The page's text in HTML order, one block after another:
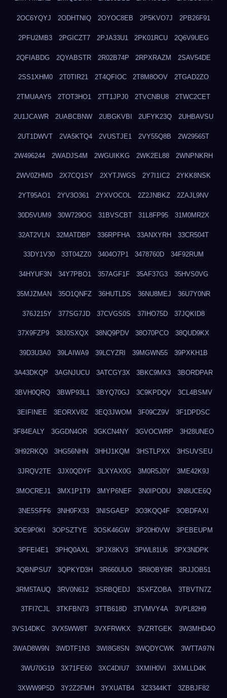
2OC6YQYJ 2ODHTNIQ 2OYOC8EB 2P5KVO7J 2PB26F91
2PFU2MB3 2PGICZT7 2PJA33U1 2PK01RCU 2Q6V9UEG
2QFIABDG 2QYABSTR 2R02B74P 2RPXRAZM 2SAV54DE
2SS1XHM0 2T0TIR21 2T4QFIOC 2T8M8OOV 2TGAD2ZO
2TMUAAY5 2TOT3HO1 2TT1JPJ0 2TVCNBU8 2TWC2CET
2U1JCAWR 2UABCBNW 2UBGKVBI 2UFYK23Q 2UHBAVSU
2UT1DWVT 2VA5KTQ4 2VUSTJE1 2VY55Q8B 2W29565T
2W496244 2WADJS4M 2WGUIKKG 2WK2EL88 2WNPNKRH
2WV0ZHMD 2X7CQ1SY 2XYTJWGS 2Y7I1IC2 2YKK8NSK
2YT95AO1 2YV3O361 2YXVOCOL 2Z2JNBKZ 2ZAJL9NV
30D5VUM9 30W729OG 31BVSCBT 31L8FP95 31M0MR2X
32AT2VLN 32MATDBP 336RPFHA 33ANXYRH 33CR504T
33DY1V30 33T04ZZ0 3404O7P1 3478760D 34F92RUM
34HYUF3N 34Y7PBO1 357AGF1F 35AF37G3 35HVS0VG
35MJZMAN 35O1QNFZ 36HUTLDS 36NU8MEJ 36U7Y0NR
376J215Y 377SG7JD 37CVGS0S 37IHO75D 37JQKID8
37X9FZP9 38J0SXQX 38NQ9PDV 38O70PCO 38QUD9KX
39D3U3A0 39LAIWA9 39LCYZRI 39MGWN55 39PXKH1B
3A43DKQP 3AGNJUCU 3ATCGY3X 3BKC9MX3 3BORDPAR
3BVH0QRQ 3BWP93L1 3BYQ70GJ 3C9KPDQV 3CL4BSMV
3EIFINEE 3EORXV8Z 3EQ3JWOM 3F09CZ9V 3F1DPDSC
3F84EALY 3GGDN4OR 3GKCN4NY 3GVOCWRP 3H28UNEO
3H92RKQ0 3HG56NHN 3HHJ1KQM 3HSTLPXX 3HSUVSEU
3JRQV2TE 3JX0QDYF 3LXYAX0G 3M0R5J0Y 3ME42K9J
3MOCREJ1 3MX1P1T9 3MYP6NEF 3N0IPODU 3N8UCE6Q
3NE5SFF6 3NH0FX33 3NISGAEP 3O3KQQ4F 3OBDFAXI
3OE9P0KI 3OPSZTYE 3OSK46GW 3P20H0VW 3PEBEUPM
3PFEI4E1 3PHQ0AXL 3PJX8KV3 3PWL81U6 3PX3NDPK
3QBNPSU7 3QPKYD3H 3R660UUO 3R8OBY8R 3RJJOB51
3RM5TAUQ 3RV0N612 3SRBQEDJ 3SXFZOBA 3TBVTN7Z
3TFI7CJL 3TKFBN73 3TTB618D 3TVMVY4A 3VPL82H9
3VS14DKC 3VX5WW8T 3VXFRWKX 3VZRTGEK 3W3MHD4O
3WAD8W9N 3WDTF1N3 3WI8G8SN 3WQDYCWK 3WTTA97N
3WU70G19 3X71FE60 3XC4DIU7 3XMIH0VI 3XMLLD4K
3XWW9P5D 3Y2Z2FMH 3YXUATB4 3Z3344KT 3ZBBJF82